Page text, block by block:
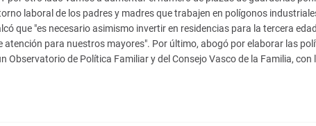
laboral de los padres y madres que trabajen en polígonos
que "es necesario asimismo invertir en residencias para la tercera
atención para nuestros mayores". Por último, abogó por elaborar las
Observatorio de Política Familiar y del Consejo Vasco de la Familia,